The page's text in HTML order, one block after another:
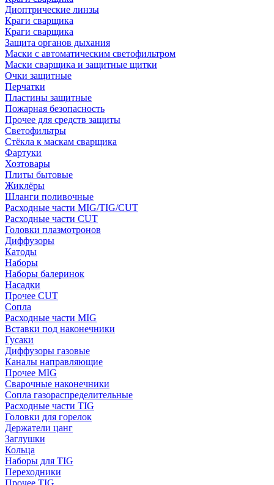
Диоптрические линзы
Краги сварщика
Краги сварщика
Защита органов дыхания
Маски с автоматическим светофильтром
Маски сварщика и защитные щитки
Очки защитные
Перчатки
Пластины защитные
Пожарная безопасность
Прочее для средств защиты
Светофильтры
Стёкла к маскам сварщика
Фартуки
Хозтовары
Плиты бытовые
Жиклёры
Шланги поливочные
Расходные части MIG/TIG/CUT
Расходные части CUT
Головки плазмотронов
Диффузоры
Катоды
Наборы
Наборы балеринок
Насадки
Прочее CUT
Сопла
Расходные части MIG
Вставки под наконечники
Гусаки
Диффузоры газовые
Каналы направляющие
Прочее MIG
Сварочные наконечники
Сопла газораспределительные
Расходные части TIG
Головки для горелок
Держатели цанг
Заглушки
Кольца
Наборы для TIG
Переходники
Прочее TIG